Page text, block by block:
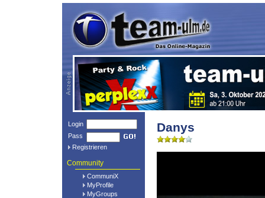
Login
Pass
Registrieren
Community
CommuniX
MyProfile
MyGroups
Danys